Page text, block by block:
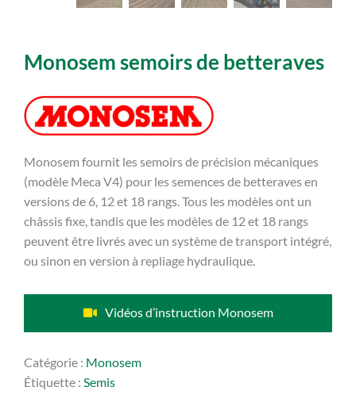
Monosem semoirs de betteraves
Monosem fournit les semoirs de précision mécaniques
(modèle Meca V4) pour les semences de betteraves en
versions de 6, 12 et 18 rangs. Tous les modèles ont un
châssis fixe, tandis que les modèles de 12 et 18 rangs
peuvent être livrés avec un système de transport intégré,
ou sinon en version à repliage hydraulique.
Vidéos d’instruction Monosem
Catégorie : Monosem
Étiquette : Semis